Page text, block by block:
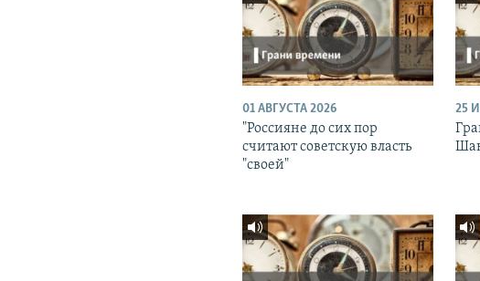
01 АВГУСТА 2026
"Россияне до сих пор
считают советскую власть
"своей"
25